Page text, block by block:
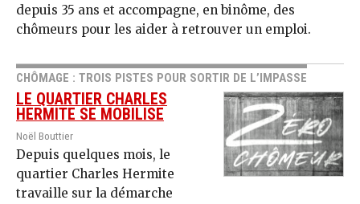
depuis 35 ans et accompagne, en binôme, des
chômeurs pour les aider à retrouver un emploi.
CHÔMAGE : TROIS PISTES POUR SORTIR DE L’IMPASSE
LE QUARTIER CHARLES
HERMITE SE MOBILISE
Noël Bouttier
Depuis quelques mois, le
quartier Charles Hermite
travaille sur la démarche